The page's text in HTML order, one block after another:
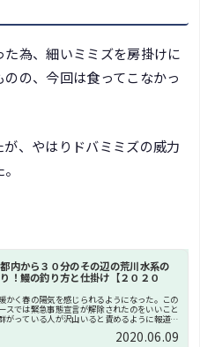
為、細いミミズを房掛けに
の、今回は食ってこなかっ
、やはりドバミミズの威力
都内から３０分のその辺の荒川水系の
！鰻の釣り方と仕掛け【２０２０
かく春の陽気を感じられるようになった。この
スでは緊急事態宣言が解除されたのをいいこと
がっている人が沢山いると責めるように報道さ
2020.06.09